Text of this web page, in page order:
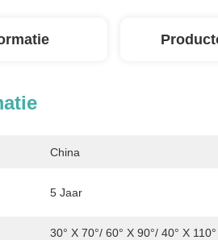
China
5 Jaar
30° X 70°/ 60° X 90°/ 40° X 110°